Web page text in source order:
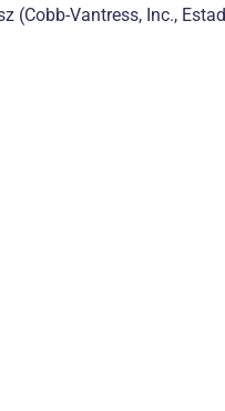
(Cobb-Vantress, Inc.,